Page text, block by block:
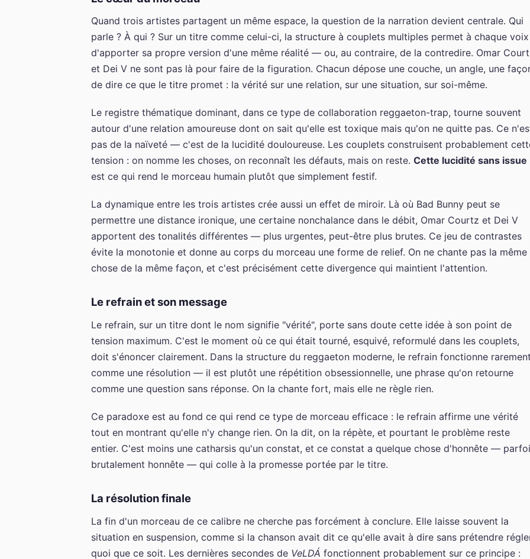
Quand trois artistes partagent un même espace, la question de la narration devient centrale. Qui
parle ? À qui ? Sur un titre comme celui-ci, la structure à couplets multiples permet à chaque voix
d'apporter sa propre version d'une même réalité — ou, au contraire, de la contredire. Omar
et Dei V ne sont pas là pour faire de la figuration. Chacun dépose une couche, un angle, une
de dire ce que le titre promet : la vérité sur une relation, sur une situation, sur soi-même.
Le registre thématique dominant, dans ce type de collaboration reggaeton-trap, tourne souvent
autour d'une relation amoureuse dont on sait qu'elle est toxique mais qu'on ne quitte pas. Ce
pas de la naïveté — c'est de la lucidité douloureuse. Les couplets construisent probablement
tension : on nomme les choses, on reconnaît les défauts, mais on reste. Cette lucidité sans issue
est ce qui rend le morceau humain plutôt que simplement festif.
La dynamique entre les trois artistes crée aussi un effet de miroir. Là où Bad Bunny peut se
permettre une distance ironique, une certaine nonchalance dans le débit, Omar Courtz et Dei V
apportent des tonalités différentes — plus urgentes, peut-être plus brutes. Ce jeu de contrastes
évite la monotonie et donne au corps du morceau une forme de relief. On ne chante pas la même
chose de la même façon, et c'est précisément cette divergence qui maintient l'attention.
Le refrain et son message
Le refrain, sur un titre dont le nom signifie "vérité", porte sans doute cette idée à son point de
tension maximum. C'est le moment où ce qui était tourné, esquivé, reformulé dans les couplets,
doit s'énoncer clairement. Dans la structure du reggaeton moderne, le refrain fonctionne rarement
comme une résolution — il est plutôt une répétition obsessionnelle, une phrase qu'on retourne
comme une question sans réponse. On la chante fort, mais elle ne règle rien.
Ce paradoxe est au fond ce qui rend ce type de morceau efficace : le refrain affirme une vérité
tout en montrant qu'elle n'y change rien. On la dit, on la répète, et pourtant le problème reste
entier. C'est moins une catharsis qu'un constat, et ce constat a quelque chose d'honnête —
brutalement honnête — qui colle à la promesse portée par le titre.
La résolution finale
La fin d'un morceau de ce calibre ne cherche pas forcément à conclure. Elle laisse souvent la
situation en suspension, comme si la chanson avait dit ce qu'elle avait à dire sans prétendre
quoi que ce soit. Les dernières secondes de VeLDÁ fonctionnent probablement sur ce principe :